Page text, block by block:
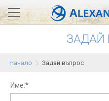
АЛЕКСАНДРИЯ хотели
Тунис
ЗАДАЙ
Начало Задай въпрос
Име:*